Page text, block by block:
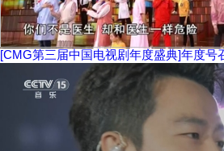
[CMG第三届中国电视剧年度盛典]年度号